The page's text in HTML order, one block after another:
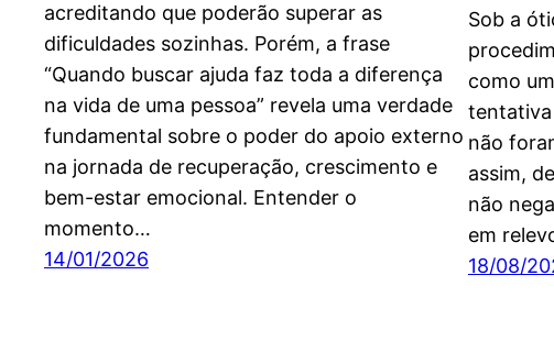
acreditando que poderão superar as
dificuldades sozinhas. Porém, a frase
“Quando buscar ajuda faz toda a diferença
na vida de uma pessoa” revela uma verdade
fundamental sobre o poder do apoio externo
na jornada de recuperação, crescimento e
bem-estar emocional. Entender o
momento…
14/01/2026
Sob a
como
tentativa
não
assim,
não
em
18/08/